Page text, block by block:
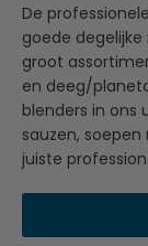
De
goede
groot
en deeg/
blenders in ons
sauzen,
juiste